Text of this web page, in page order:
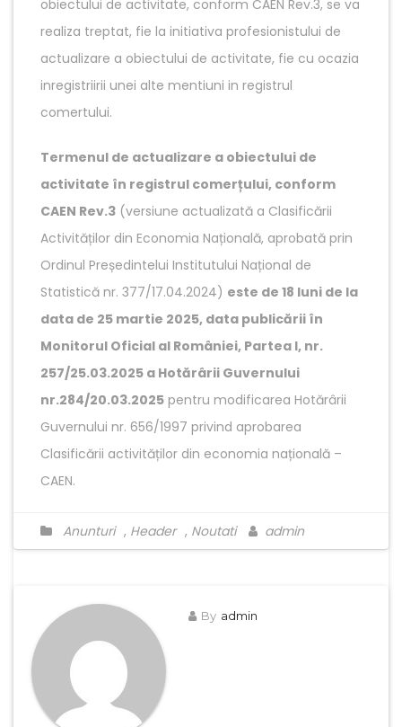
obiectului de activitate, conform CAEN Rev.3, se va
realiza treptat, fie la initiativa profesionistului de
actualizare a obiectului de activitate, fie cu ocazia
inregistriirii unei alte mentiuni in registrul
comertului.
Termenul de actualizare a obiectului de
activitate în registrul comerțului, conform
CAEN Rev.3 (versiune actualizată a Clasificării
Activităților din Economia Națională, aprobată prin
Ordinul Președintelui Institutului Național de
Statistică nr. 377/17.04.2024) este de 18 luni de la
data de 25 martie 2025, data publicării în
Monitorul Oficial al României, Partea I, nr.
257/25.03.2025 a Hotărârii Guvernului
nr.284/20.03.2025 pentru modificarea Hotărârii
Guvernului nr. 656/1997 privind aprobarea
Clasificării activităților din economia națională –
CAEN.
Anunturi , Header , Noutati admin
By admin